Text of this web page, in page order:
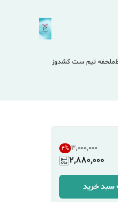
ملحفه نیم ست کشدوز
۳٬۰۰۰٬۰۰۰ 4%
2,880,000
سبد خرید